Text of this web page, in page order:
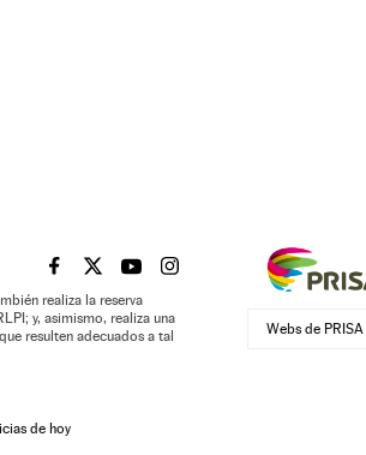
EL PAÍS BRASIL EN FACEBOOK
EL PAÍS BRASIL EN TWITTER
EL PAÍS BRASIL EN YOUTUBE
EL PAÍS BRASIL EN
realiza la reserva
y, asimismo, realiza una
resulten adecuados a tal
de hoy
Webs de PRISA